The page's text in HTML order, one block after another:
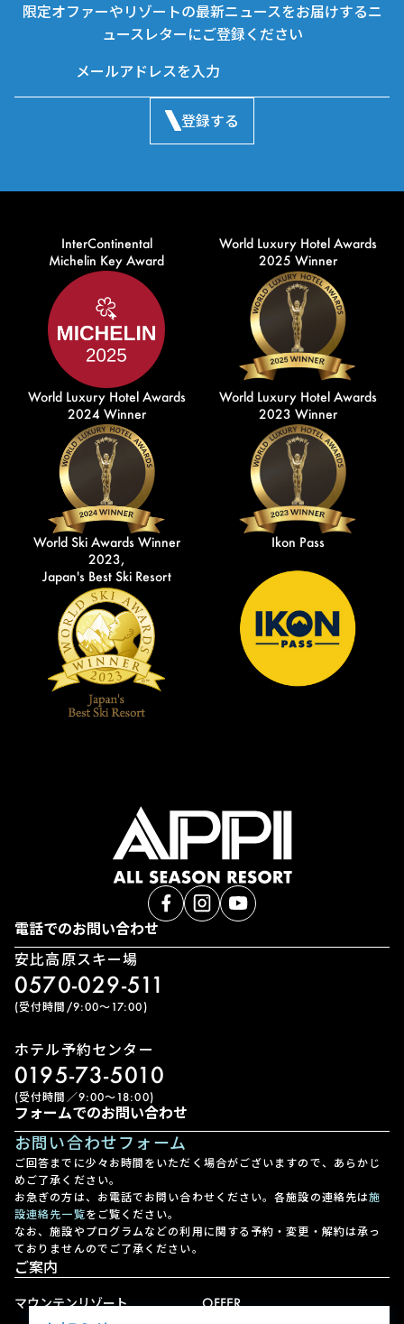
限定オファーやリゾートの最新ニュースをお届けするニ
ュースレターにご登録ください
登録する
InterContinental
Michelin Key Award
World Luxury Hotel Awards
2025 Winner
World Luxury Hotel Awards
2024 Winner
World Luxury Hotel Awards
2023 Winner
World Ski Awards Winner
2023,
Japan's Best Ski Resort
Ikon Pass
電話でのお問い合わせ
安比高原スキー場
0570-029-511
(受付時間/9:00〜17:00)
ホテル予約センター
0195-73-5010
(受付時間／9:00〜18:00)
フォームでのお問い合わせ
お問い合わせフォーム
ご回答までに少々お時間をいただく場合がございますので、あらかじ
めご了承ください。
お急ぎの方は、お電話でお問い合わせください。各施設の連絡先は施
設連絡先一覧をご覧ください。
なお、施設やプログラムなどの利用に関する予約・変更・解約は承っ
ておりませんのでご了承ください。
ご案内
マウンテンリゾート
OFFER